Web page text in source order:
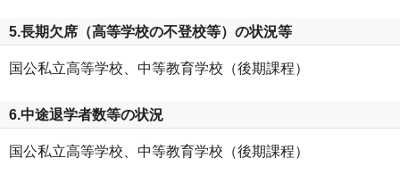
5.長期欠席（高等学校の不登校等）の状況等
国公私立高等学校、中等教育学校（後期課程）
6.中途退学者数等の状況
国公私立高等学校、中等教育学校（後期課程）